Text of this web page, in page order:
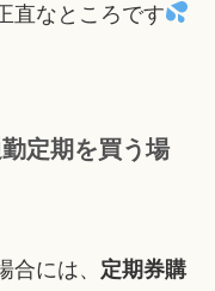
直なところです
定期を買う場
には、 定期券購